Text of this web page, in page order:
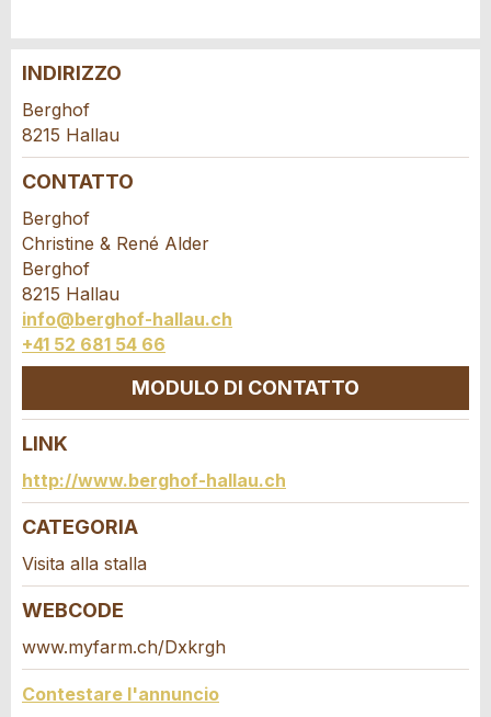
Contestare l'annuncio
Il tuo feedback è molto apprezzato!
Feedback generale
Questo annuncio non è più valido
Annuncio incompleto
Nachricht
* Ingresso richiesto
Consigliamo l'annuncio
Raccomando questo annuncio agli amici.
Chiudi
INDIRIZZO
Berghof
8215 Hallau
CONTATTO
Berghof
Christine & René Alder
Berghof
8215 Hallau
info@berghof-hallau.ch
+41 52 681 54 66
MODULO DI CONTATTO
Contatto
Scrivere un messaggio per tutte le persone da
contattare per questo annuncio.
LINK
http://www.berghof-hallau.ch
CATEGORIA
Visita alla stalla
WEBCODE
www.myfarm.ch/Dxkrgh
Contestare l'annuncio